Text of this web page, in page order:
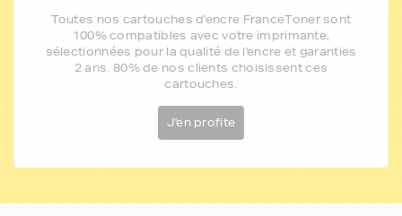
Toutes nos cartouches d'encre FranceToner sont
100% compatibles avec votre imprimante,
sélectionnées pour la qualité de l'encre et garanties
2 ans. 80% de nos clients choisissent ces
cartouches.
J'en profite